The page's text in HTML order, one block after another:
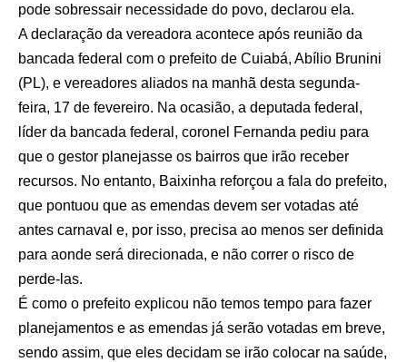
pode sobressair necessidade do povo, declarou ela.
A declaração da vereadora acontece após reunião da
bancada federal com o prefeito de Cuiabá, Abílio Brunini
(PL), e vereadores aliados na manhã desta segunda-
feira, 17 de fevereiro. Na ocasião, a deputada federal,
líder da bancada federal, coronel Fernanda pediu para
que o gestor planejasse os bairros que irão receber
recursos. No entanto, Baixinha reforçou a fala do prefeito,
que pontuou que as emendas devem ser votadas até
antes carnaval e, por isso, precisa ao menos ser definida
para aonde será direcionada, e não correr o risco de
perde-las.
É como o prefeito explicou não temos tempo para fazer
planejamentos e as emendas já serão votadas em breve,
sendo assim, que eles decidam se irão colocar na saúde,